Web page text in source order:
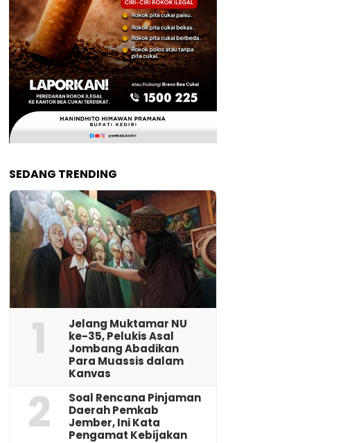
SEDANG TRENDING
1
Jelang Muktamar NU
ke-35, Pelukis Asal
Jombang Abadikan
Para Muassis dalam
Kanvas
2
‎Soal Rencana Pinjaman
Daerah Pemkab
Jember, Ini Kata
Pengamat Kebijakan ‎